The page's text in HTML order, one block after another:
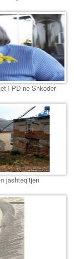
i PD ne Shkoder
jashteqitjen